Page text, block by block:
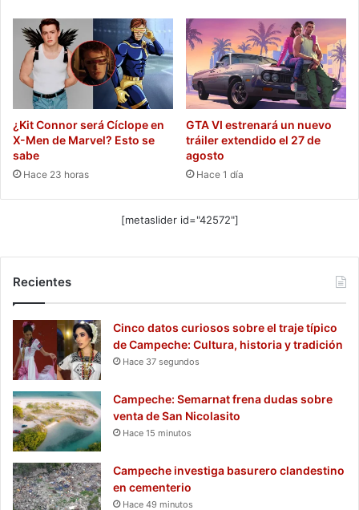
¿Kit Connor será Cíclope en
X-Men de Marvel? Esto se
sabe
Hace 23 horas
GTA VI estrenará un nuevo
tráiler extendido el 27 de
agosto
Hace 1 día
[metaslider id="42572"]
Recientes
Cinco datos curiosos sobre el traje típico
de Campeche: Cultura, historia y tradición
Hace 37 segundos
Campeche: Semarnat frena dudas sobre
venta de San Nicolasito
Hace 15 minutos
Campeche investiga basurero clandestino
en cementerio
Hace 49 minutos